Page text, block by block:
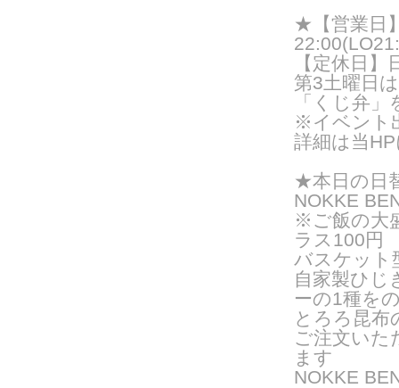
★【営業日
【定休日
第3土曜日
「くじ弁
※イベント
詳細は当
★本日の日
NOKKE
※ご飯の大
ラス100円
バスケット
自家製ひじ
ーの1種を
とろろ昆布
ご注文いた
ま す
NOKKE